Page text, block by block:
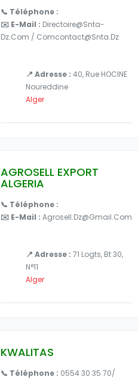
📞 Téléphone :
✉️ E-Mail : Directoire@snta-
Dz.com / Comcontact@snta.dz
📍 Adresse : 40, Rue HOCINE
Noureddine
Alger
AGROSELL EXPORT
ALGERIA
📞 Téléphone :
✉️ E-Mail : Agrosell.dz@gmail.com
📍 Adresse : 71 Logts, Bt 30,
N°11
Alger
KWALITAS
📞 Téléphone : 0554 30 35 70/